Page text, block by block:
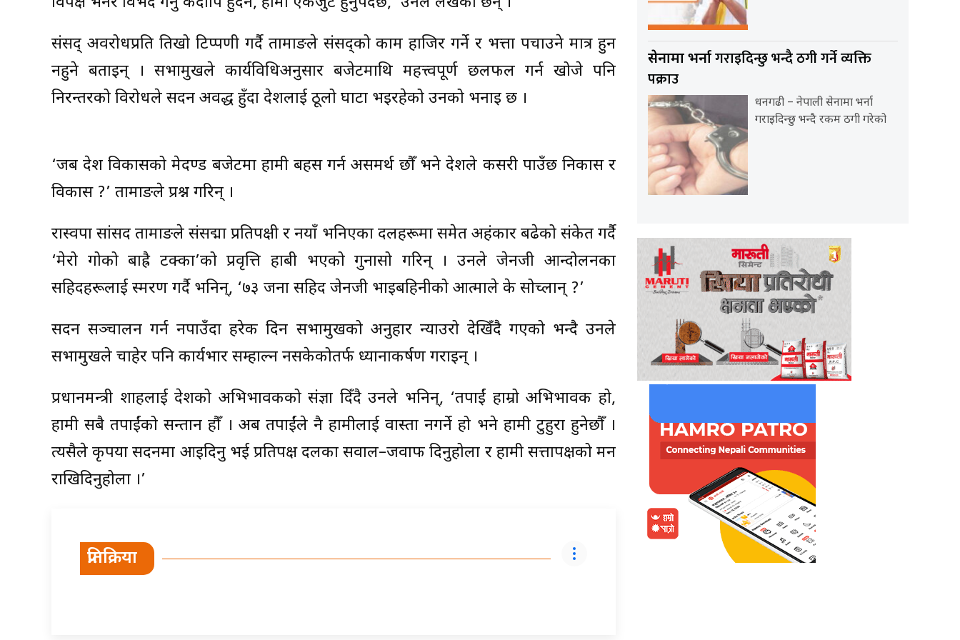
संसद् अवरोधप्रति तिखो टिप्पणी गर्दै तामाङले संसद्को काम हाजिर गर्ने र भत्ता पचाउने मात्र हुन
नहुने बताइन् । सभामुखले कार्यविधिअनुसार बजेटमाथि महत्त्वपूर्ण छलफल गर्न खोजे पनि
निरन्तरको विरोधले सदन अवरुद्ध हुँदा देशलाई ठूलो घाटा भइरहेको उनको भनाइ छ ।
‘जब देश विकासको मेरुदण्ड बजेटमा हामी बहस गर्न असमर्थ छौँ भने देशले कसरी पाउँछ निकास र
विकास ?’ तामाङले प्रश्न गरिन् ।
रास्वपा सांसद तामाङले संसद्मा प्रतिपक्षी र नयाँ भनिएका दलहरूमा समेत अहंकार बढेको संकेत गर्दै
‘मेरो गोरुको बाह्रै टक्का’को प्रवृत्ति हाबी भएको गुनासो गरिन् । उनले जेनजी आन्दोलनका
सहिदहरूलाई स्मरण गर्दै भनिन्, ‘७३ जना सहिद जेनजी भाइबहिनीको आत्माले के सोच्लान् ?’
सदन सञ्चालन गर्न नपाउँदा हरेक दिन सभामुखको अनुहार न्याउरो देखिँदै गएको भन्दै उनले
सभामुखले चाहेर पनि कार्यभार सम्हाल्न नसकेकोतर्फ ध्यानाकर्षण गराइन् ।
प्रधानमन्त्री शाहलाई देशको अभिभावकको संज्ञा दिँदै उनले भनिन्, ‘तपाईं हाम्रो अभिभावक हो,
हामी सबै तपाईंको सन्तान हौँ । अब तपाईंले नै हामीलाई वास्ता नगर्ने हो भने हामी टुहुरा हुनेछौँ ।
त्यसैले कृपया सदनमा आइदिनु भई प्रतिपक्ष दलका सवाल–जवाफ दिनुहोला र हामी सत्तापक्षको मन
राखिदिनुहोला ।’
प्रतिक्रिया
सेनामा भर्नागराइदिन्छु भन्दै ठगी गर्ने व्यक्ति
पक्राउ
धनगढी – नेपाली सेनामा भर्ना
गराइदिन्छु भन्दै रकम ठगी गरेको